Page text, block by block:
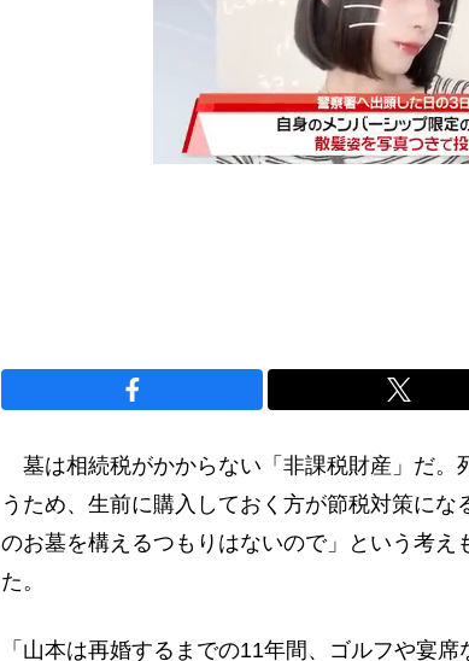
墓は相続税がかからない「非課税財産」だ。
うため、生前に購入しておく方が節税対策に
のお墓を構えるつもりはないので」という考え
た。
「山本は再婚するまでの11年間、ゴルフや宴